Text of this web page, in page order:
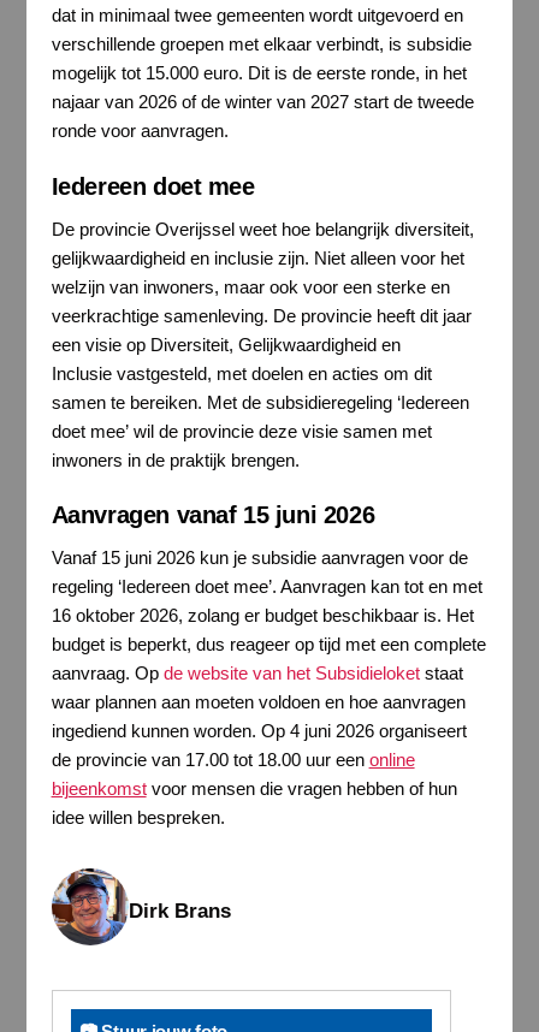
dat in minimaal twee gemeenten wordt uitgevoerd en
verschillende groepen met elkaar verbindt, is subsidie
mogelijk tot 15.000 euro. Dit is de eerste ronde, in het
najaar van 2026 of de winter van 2027 start de tweede
ronde voor aanvragen.
Iedereen doet mee
De provincie Overijssel weet hoe belangrijk diversiteit,
gelijkwaardigheid en inclusie zijn. Niet alleen voor het
welzijn van inwoners, maar ook voor een sterke en
veerkrachtige samenleving. De provincie heeft dit jaar
een visie op Diversiteit, Gelijkwaardigheid en
Inclusie vastgesteld, met doelen en acties om dit
samen te bereiken. Met de subsidieregeling ‘Iedereen
doet mee’ wil de provincie deze visie samen met
inwoners in de praktijk brengen.
Aanvragen vanaf 15 juni 2026
Vanaf 15 juni 2026 kun je subsidie aanvragen voor de
regeling ‘Iedereen doet mee’. Aanvragen kan tot en met
16 oktober 2026, zolang er budget beschikbaar is. Het
budget is beperkt, dus reageer op tijd met een complete
aanvraag. Op de website van het Subsidieloket staat
waar plannen aan moeten voldoen en hoe aanvragen
ingediend kunnen worden. Op 4 juni 2026 organiseert
de provincie van 17.00 tot 18.00 uur een online
bijeenkomstvoor mensen die vragen hebben of hun
idee willen bespreken.
Dirk Brans